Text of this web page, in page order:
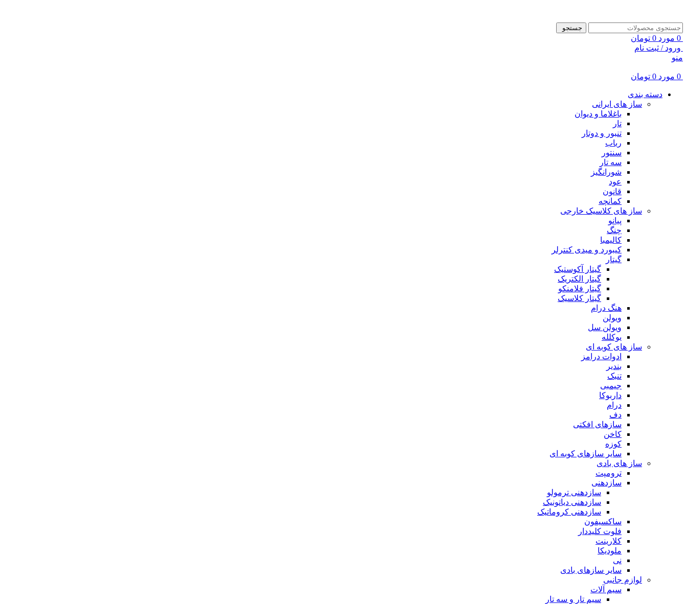
جستجو
0 مورد 0 تومان
ورود / ثبت نام
منو
0 مورد 0 تومان
دسته بندی
ساز های ایرانی
باغلاما و دیوان
تار
تنبور و دوتار
رباب
سنتور
سه تار
شورانگیز
عود
قانون
کمانچه
ساز های کلاسیک خارجی
پیانو
چنگ
کالیمبا
کیبورد و میدی کنترلر
گیتار
گیتار آکوستیک
گیتار الکتریک
گیتار فلامنکو
گیتار کلاسیک
هنگ درام
ویولن
ویولن سل
یوکلله
ساز های کوبه ای
ادوات درامز
بندیر
تنبک
جیمبی
داربوکا
درام
دف
سازهای افکتی
کاخن
کوزه
سایر سازهای کوبه ای
ساز های بادی
ترومپت
سازدهنی
سازدهنی ترمولو
سازدهنی دیاتونیک
سازدهنی کروماتیک
ساکسیفون
فلوت کلیددار
کلارینت
ملودیکا
نی
سایر سازهای بادی
لوازم جانبی
سیم آلات
سیم تار و سه تار